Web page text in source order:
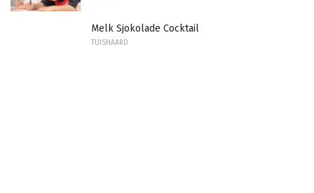
Melk Sjokolade Cocktail
TUISHAARD